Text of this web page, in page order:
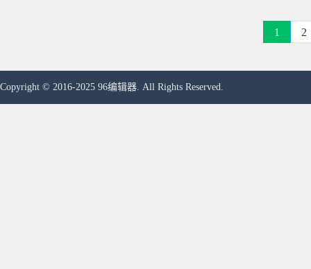
1 2
Copyright © 2016-2025 96编辑器. All Rights Reserved.